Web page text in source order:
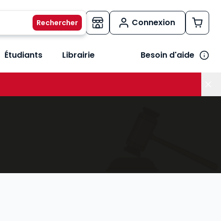
Connexion
métiers
le sous-menu Vos besoins
Étudiants Librairie Besoin d'aide